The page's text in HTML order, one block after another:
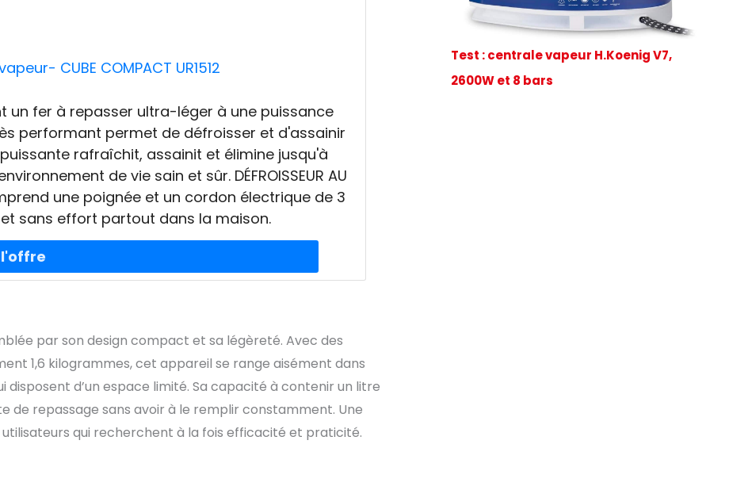
CUBE COMPACT UR1512
un fer à repasser ultra-léger à une puissance
performant permet de défroisser et d'assainir
puissante rafraîchit, assainit et élimine jusqu'à
de vie sain et sûr. DÉFROISSEUR AU
une poignée et un cordon électrique de 3
sans effort partout dans la maison.
par son design compact et sa légèreté. Avec des
1,6 kilogrammes, cet appareil se range aisément dans
disposent d’un espace limité. Sa capacité à contenir un litre
de repassage sans avoir à le remplir constamment. Une
qui recherchent à la fois efficacité et praticité.
Test : centrale vapeur H.Koenig V7,
2600W et 8 bars